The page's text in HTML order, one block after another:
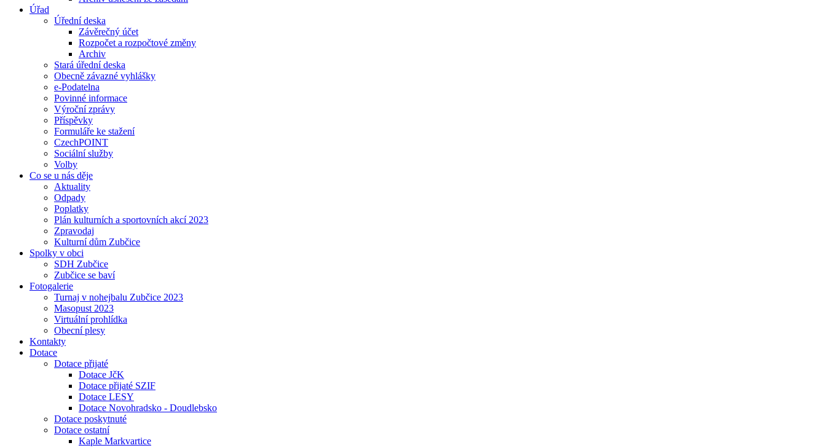
Úřad
Úřední deska
Závěrečný účet
Rozpočet a rozpočtové změny
Archiv
Stará úřední deska
Obecně závazné vyhlášky
e-Podatelna
Povinné informace
Výroční zprávy
Příspěvky
Formuláře ke stažení
CzechPOINT
Sociální služby
Volby
Co se u nás děje
Aktuality
Odpady
Poplatky
Plán kulturních a sportovních akcí 2023
Zpravodaj
Kulturní dům Zubčice
Spolky v obci
SDH Zubčice
Zubčice se baví
Fotogalerie
Turnaj v nohejbalu Zubčice 2023
Masopust 2023
Virtuální prohlídka
Obecní plesy
Kontakty
Dotace
Dotace přijaté
Dotace JčK
Dotace přijaté SZIF
Dotace LESY
Dotace Novohradsko - Doudlebsko
Dotace poskytnuté
Dotace ostatní
Kaple Markvartice